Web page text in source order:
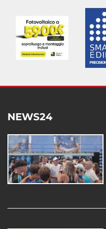
NEWS24